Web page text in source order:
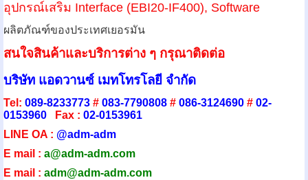
อุปกรณ์เสริม Interface (EBI20-IF400), Software
ผลิตภัณฑ์ของประเทศเยอรมัน
สนใจสินค้าและบริการต่าง ๆ กรุณาติดต่อ
บริษัท แอดวานซ์ เมทโทรโลยี จำกัด
Tel: 089-8233773# 083-7790808# 086-3124690# 02-
0153960Fax : 02-0153961
LINE OA : @adm-adm
E mail : a@adm-adm.com
E mail : adm@adm-adm.com